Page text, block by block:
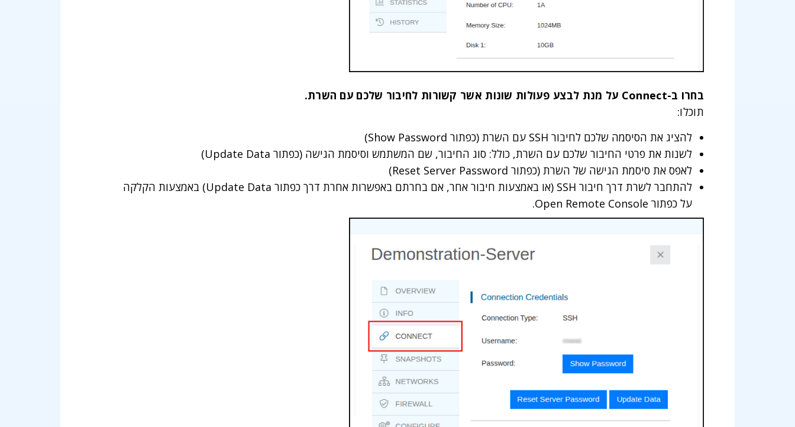
בחרו ב-Connect על מנת לבצע פעולות שונות אשר קשורות לחיבור שלכם עם השרת.
תוכלו:
להציג את הסיסמה שלכם לחיבור SSH עם השרת (כפתור Show Password)
לשנות את פרטי החיבור שלכם עם השרת, כולל: סוג החיבור, שם המשתמש וסיסמת הגישה (כפתור Update Data)
לאפס את סיסמת הגישה של השרת (כפתור Reset Server Password)
להתחבר לשרת דרך חיבור SSH (או באמצעות חיבור אחר, אם בחרתם באפשרות אחרת דרך כפתור Update Data) באמצעות הקלקה
על כפתור Open Remote Console.